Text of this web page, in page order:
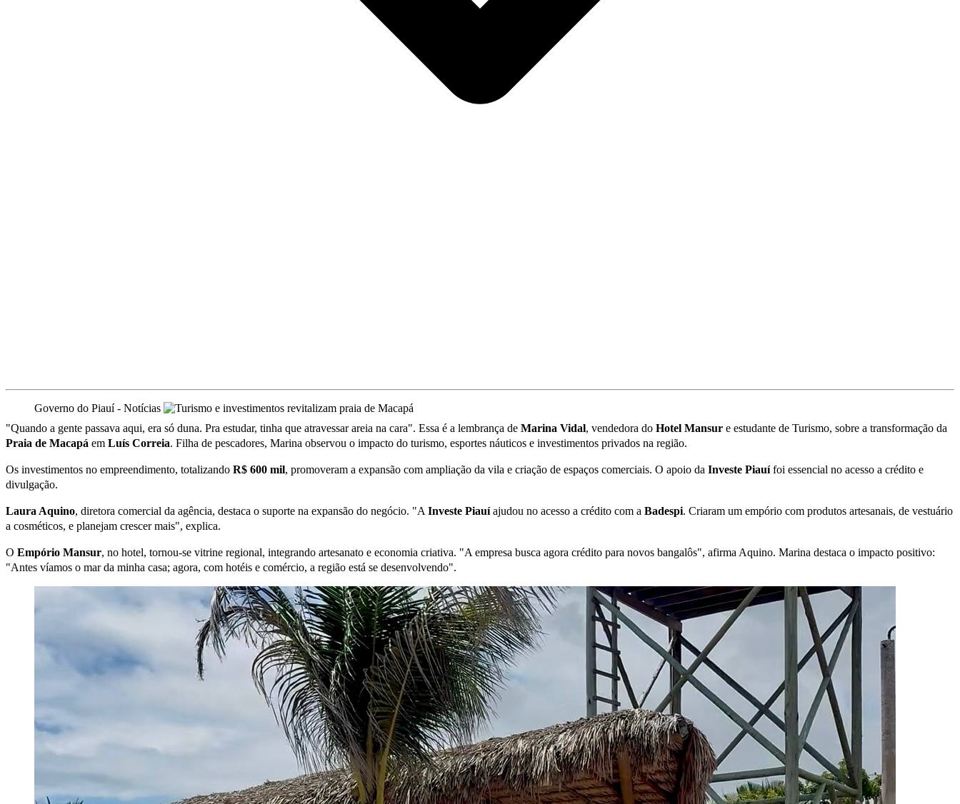
Governo do Piauí - Notícias
"Quando a gente passava aqui, era só duna. Pra estudar, tinha que atravessar areia na cara". Essa é a lembrança de Marina Vidal, vendedora do Hotel Mansur e estudante de Turismo, sobre a transformação da
Praia de Macapá em Luís Correia. Filha de pescadores, Marina observou o impacto do turismo, esportes náuticos e investimentos privados na região.
Os investimentos no empreendimento, totalizando R$ 600 mil, promoveram a expansão com ampliação da vila e criação de espaços comerciais. O apoio da Investe Piauífoi essencial no acesso a crédito e
divulgação.
Laura Aquino, diretora comercial da agência, destaca o suporte na expansão do negócio. "A Investe Piauíajudou no acesso a crédito com a Badespi. Criaram um empório com produtos artesanais, de vestuário
a cosméticos, e planejam crescer mais", explica.
O Empório Mansur, no hotel, tornou-se vitrine regional, integrando artesanato e economia criativa. "A empresa busca agora crédito para novos bangalôs", afirma Aquino. Marina destaca o impacto positivo:
"Antes víamos o mar da minha casa; agora, com hotéis e comércio, a região está se desenvolvendo".